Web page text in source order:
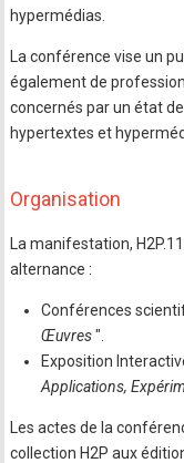
hypermédias.
La conférence vise un
également de
concernés par un état
hypertextes et
Organisation
La manifestation,
alternance :
Conférences
Œuvres".
Exposition
Applications,
Les actes de la
collection H2P aux